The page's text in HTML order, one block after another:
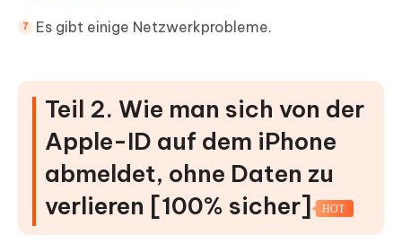
Es gibt einige Netzwerkprobleme.
Teil 2. Wie man sich von der
Apple-ID auf dem iPhone
abmeldet, ohne Daten zu
verlieren [100% sicher]
HOT